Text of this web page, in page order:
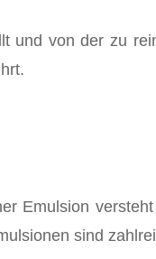
von der zu
Emulsion
sind